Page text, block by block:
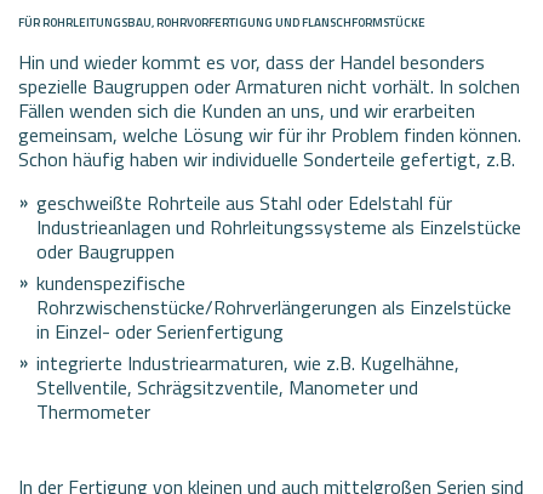
FÜR ROHRLEITUNGSBAU, ROHRVORFERTIGUNG UND FLANSCHFORMSTÜCKE
Hin und wieder kommt es vor, dass der Handel besonders
spezielle Baugruppen oder Armaturen nicht vorhält. In solchen
Fällen wenden sich die Kunden an uns, und wir erarbeiten
gemeinsam, welche Lösung wir für ihr Problem finden können.
Schon häufig haben wir individuelle Sonderteile gefertigt, z.B.
geschweißte Rohrteile aus Stahl oder Edelstahl für
Industrieanlagen und Rohrleitungssysteme als Einzelstücke
oder Baugruppen
kundenspezifische
Rohrzwischenstücke/Rohrverlängerungen als Einzelstücke
in Einzel- oder Serienfertigung
integrierte Industriearmaturen, wie z.B. Kugelhähne,
Stellventile, Schrägsitzventile, Manometer und
Thermometer
In der Fertigung von kleinen und auch mittelgroßen Serien sind